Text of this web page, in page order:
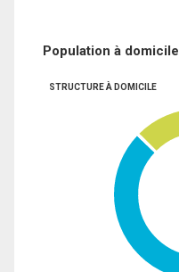
Population à domicile
STRUCTURE À DOMICILE